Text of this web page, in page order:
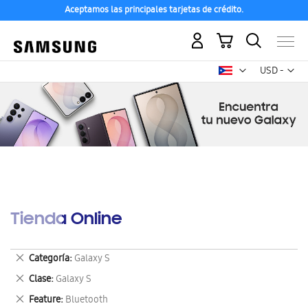
Aceptamos las principales tarjetas de crédito.
USD -
dólar
Mi carrito
Tienda Online
Categoría Galaxy S
Eliminar
este
artículo
Clase Galaxy S
Eliminar
este
Feature Bluetooth
Eliminar